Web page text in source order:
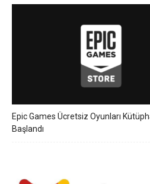
Epic Games Ücretsiz Oyunları
Başlandı